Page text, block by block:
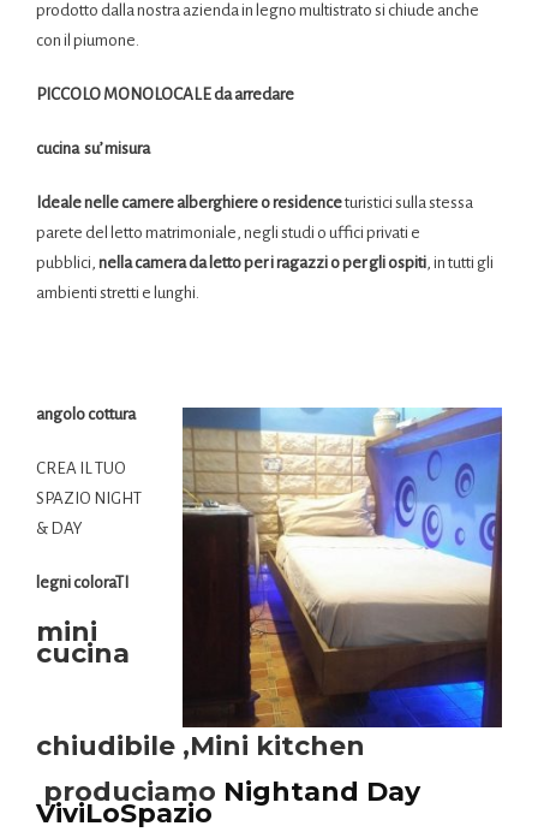
prodotto dalla nostra azienda in legno multistrato si chiude anche
con il piumone.
PICCOLO MONOLOCALE da arredare
cucina su’ misura
Ideale nelle camere alberghiere o residenceturistici sulla stessa
parete del letto matrimoniale, negli studi o uffici privati e
pubblici, nella camera da letto per i ragazzi o per gli ospiti, in tutti gli
ambienti stretti e lunghi.
angolo cottura
CREA IL TUO
SPAZIO NIGHT
& DAY
legni coloraTI
mini
cucina
chiudibile ,Mini kitchen
produciamo Nightand Day
ViviLoSpazio